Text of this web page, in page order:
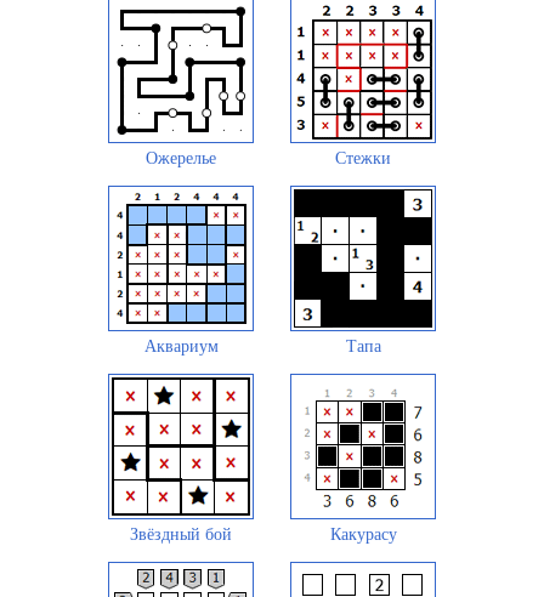
Ожерелье Стежки
Аквариум Тапа
Звёздный бой Какурасу